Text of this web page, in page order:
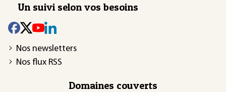
Un suivi selon vos besoins
Nos newsletters
Nos flux RSS
Domaines couverts